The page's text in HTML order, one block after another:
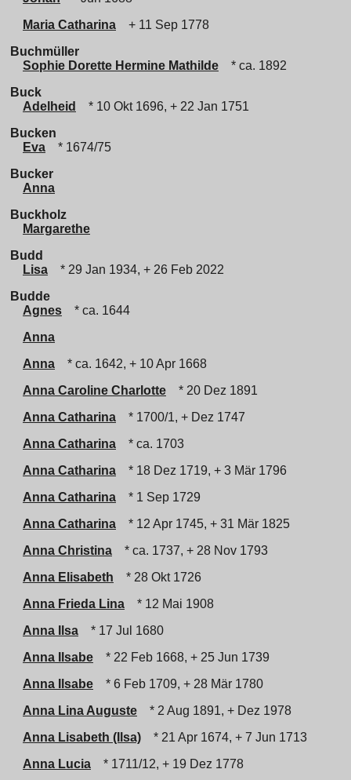
Maria Catharina
+ 11 Sep 1778
Buchmüller
Sophie Dorette Hermine Mathilde
* ca. 1892
Buck
Adelheid
* 10 Okt 1696, + 22 Jan 1751
Bucken
Eva
* 1674/75
Bucker
Anna
Buckholz
Margarethe
Budd
Lisa
* 29 Jan 1934, + 26 Feb 2022
Budde
Agnes
* ca. 1644
Anna
Anna
* ca. 1642, + 10 Apr 1668
Anna Caroline Charlotte
* 20 Dez 1891
Anna Catharina
* 1700/1, + Dez 1747
Anna Catharina
* ca. 1703
Anna Catharina
* 18 Dez 1719, + 3 Mär 1796
Anna Catharina
* 1 Sep 1729
Anna Catharina
* 12 Apr 1745, + 31 Mär 1825
Anna Christina
* ca. 1737, + 28 Nov 1793
Anna Elisabeth
* 28 Okt 1726
Anna Frieda Lina
* 12 Mai 1908
Anna Ilsa
* 17 Jul 1680
Anna Ilsabe
* 22 Feb 1668, + 25 Jun 1739
Anna Ilsabe
* 6 Feb 1709, + 28 Mär 1780
Anna Lina Auguste
* 2 Aug 1891, + Dez 1978
Anna Lisabeth (Ilsa)
* 21 Apr 1674, + 7 Jun 1713
Anna Lucia
* 1711/12, + 19 Dez 1778